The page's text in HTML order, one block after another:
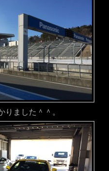
りました＾＾。